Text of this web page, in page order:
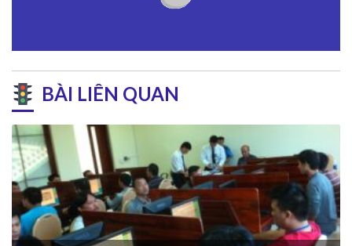
BÀI LIÊN QUAN